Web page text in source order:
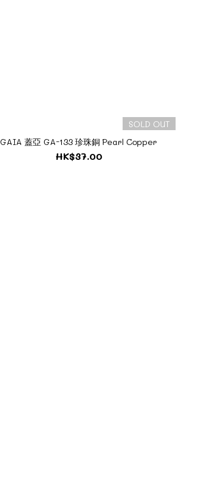
SOLD OUT
GAIA 蓋亞 GA-133 珍珠銅 Pearl Copper
HK$37.00